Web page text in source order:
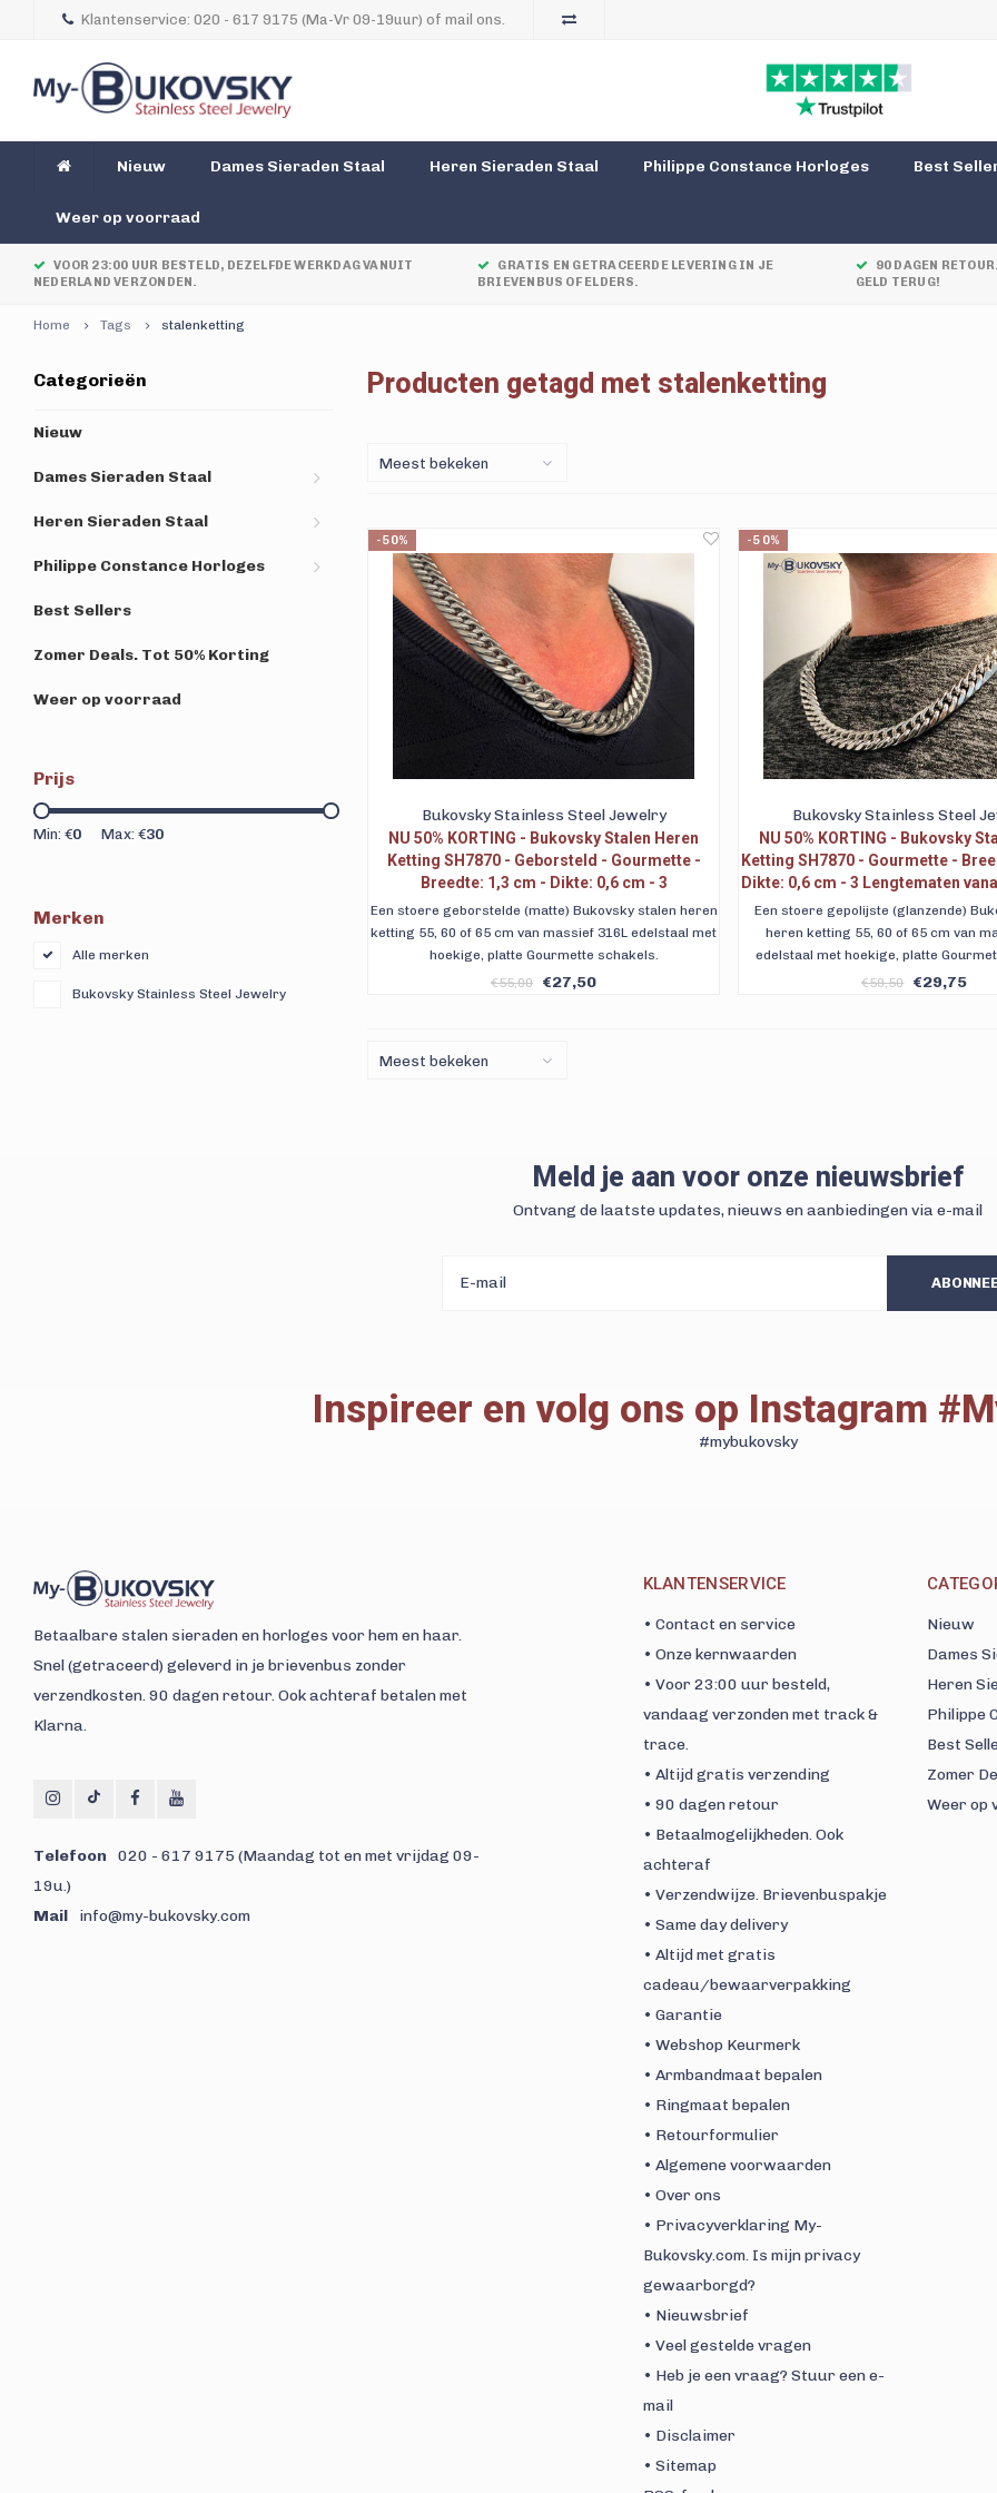
Klantenservice: 020 - 617 9175 (Ma-Vr 09-19uur) of mail ons.
Nieuw Dames Sieraden Staal Heren Sieraden Staal Philippe Constance Horloges Best
Weer op voorraad
VOOR 23:00 UUR BESTELD, DEZELFDE WERKDAG VANUIT
NEDERLAND VERZONDEN.
GRATIS EN GETRACEERDE LEVERING IN JE
BRIEVENBUS OF ELDERS.
90 DAGEN
GELD TERUG!
Home Tags stalenketting
Categorieën
Nieuw
Dames Sieraden Staal
Heren Sieraden Staal
Philippe Constance Horloges
Best Sellers
Zomer Deals. Tot 50% Korting
Weer op voorraad
Prijs
Min: €0 Max: €30
Merken
Alle merken
Bukovsky Stainless Steel Jewelry
Producten getagd met stalenketting
Meest bekeken
-50%
Bukovsky Stainless Steel Jewelry
NU 50% KORTING - Bukovsky Stalen Heren
Ketting SH7870 - Geborsteld - Gourmette -
Breedte: 1,3 cm - Dikte: 0,6 cm - 3
Lengtematen. Nu al vanaf € 27,50
Een stoere geborstelde (matte) Bukovsky stalen heren
ketting 55, 60 of 65 cm van massief 316L edelstaal met
hoekige, platte Gourmette schakels.
€55,00
€27,50
-50%
Bukovsky Stainless Steel
NU 50% KORTING - Bukovsky
Ketting SH7870 - Gourmette -
Dikte: 0,6 cm - 3 Lengtematen
al vanaf € 27,50
Een stoere gepolijste (glanzende)
heren ketting 55, 60 of 65 cm van
edelstaal met hoekige, platte
€59,50
€29,75
Meest bekeken
Meld je aan voor onze nieuwsbrief
Ontvang de laatste updates, nieuws en aanbiedingen via e-mail
Inspireer en volg ons op Instagram
#mybukovsky
Betaalbare stalen sieraden en horloges voor hem en haar.
Snel (getraceerd) geleverd in je brievenbus zonder
verzendkosten. 90 dagen retour. Ook achteraf betalen met
Klarna.
Telefoon
020 - 617 9175 (Maandag tot en met vrijdag 09-
19u.)
Mail
info@my-bukovsky.com
KLANTENSERVICE
• Contact en service
• Onze kernwaarden
• Voor 23:00 uur besteld,
vandaag verzonden met track &
trace.
• Altijd gratis verzending
• 90 dagen retour
• Betaalmogelijkheden. Ook
achteraf
• Verzendwijze. Brievenbuspakje
• Same day delivery
• Altijd met gratis
cadeau/bewaarverpakking
• Garantie
• Webshop Keurmerk
• Armbandmaat bepalen
• Ringmaat bepalen
• Retourformulier
• Algemene voorwaarden
• Over ons
• Privacyverklaring My-
Bukovsky.com. Is mijn privacy
gewaarborgd?
• Nieuwsbrief
• Veel gestelde vragen
• Heb je een vraag? Stuur een e-
mail
• Disclaimer
• Sitemap
Nieuw
Dames
Heren
Philippe
Best
Zomer
Weer op